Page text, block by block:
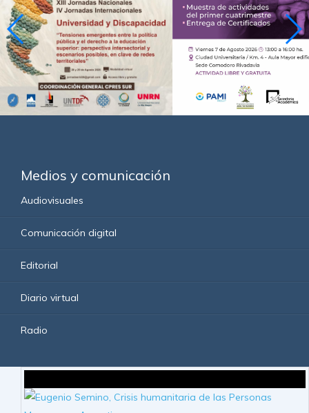
Medios y comunicación
Audiovisuales
Comunicación digital
Editorial
Diario virtual
Radio